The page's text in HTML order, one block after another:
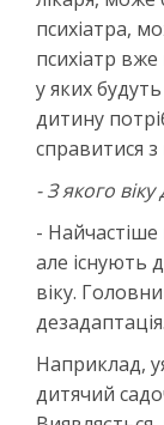
психіатра,
психіатр
у яких
дитину
справитися
- З якого
- Найчастіше
але існують
віку.
дезадаптація.
Наприклад,
дитячий